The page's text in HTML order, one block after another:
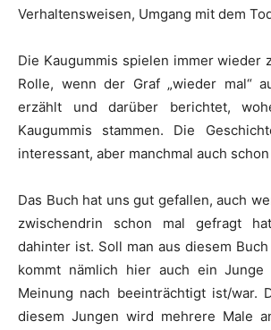
Verhaltensweisen, Umgang mit dem
Die Kaugummis spielen immer wieder
Rolle, wenn der Graf „wieder mal“
erzählt und darüber berichtet,
Kaugummis stammen. Die
interessant, aber manchmal auch
Das Buch hat uns gut gefallen, auch
zwischendrin schon mal gefragt
dahinter ist. Soll man aus diesem
kommt nämlich hier auch ein
Meinung nach beeinträchtigt ist/war.
diesem Jungen wird mehrere Male